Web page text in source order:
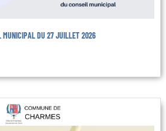
MUNICIPAL DU 27 JUILLET 2026